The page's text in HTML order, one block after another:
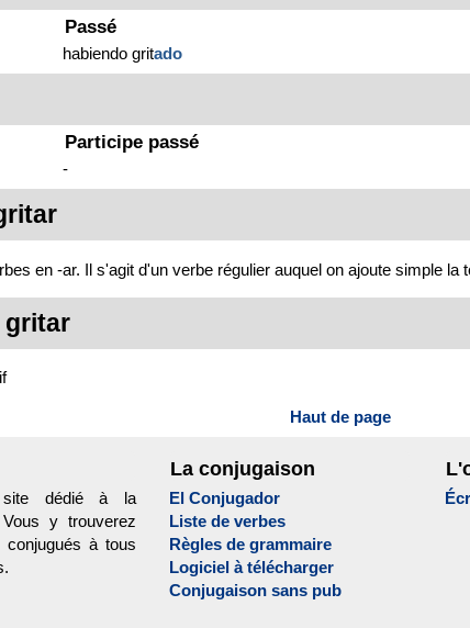
Passé
habiendo gritado
Participe passé
-
en -ar. Il s'agit d'un verbe régulier auquel on ajoute simple la
gritar
Haut de page
site dédié à la
y trouverez
à tous
La conjugaison
El Conjugador
Liste de verbes
Règles de grammaire
Logiciel à télécharger
Conjugaison sans pub